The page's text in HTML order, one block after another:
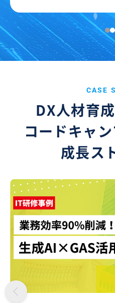
CASE
DX人材育
コードキャ
成長ス